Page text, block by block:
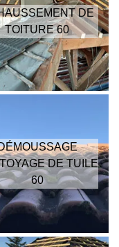
DE
TOITURE 60
DE TUILE
60